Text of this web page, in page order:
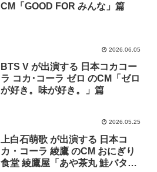
CM「GOOD FOR みんな」篇
2026.06.05
BTS V が出演する 日本コカコー
ラ コカ･コーラ ゼロ のCM「ゼロ
が好き。味が好き。」篇
2026.05.25
上白石萌歌 が出演する 日本コ
カ・コーラ 綾鷹 のCM おにぎり
食堂 綾鷹屋「あや茶丸 鮭バター